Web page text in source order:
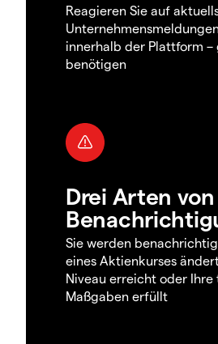
Reagieren Sie auf
innerhalb der Plattform –
benötigen
Drei Arten von
Sie werden
eines Aktienkurses
Niveau erreicht oder Ihre
Maßgaben erfüllt